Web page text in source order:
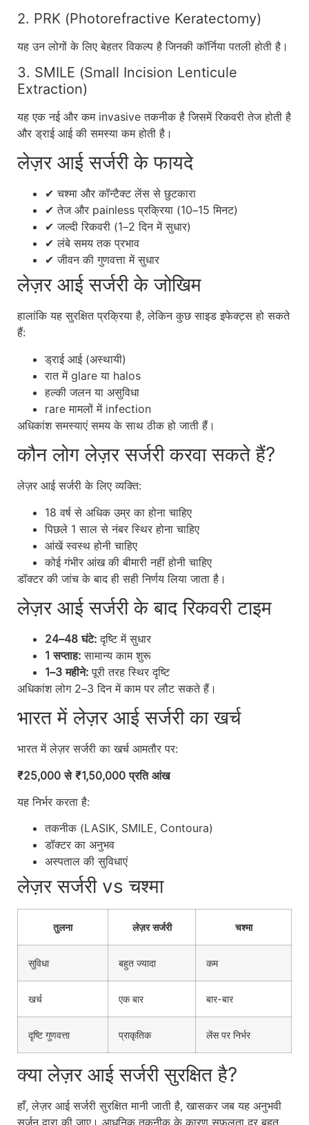
2. PRK (Photorefractive Keratectomy)
यह उन लोगों के लिए बेहतर विकल्प है जिनकी कॉर्निया पतली होती है।
3. SMILE (Small Incision Lenticule
Extraction)
यह एक नई और कम invasive तकनीक है जिसमें रिकवरी तेज होती है
और ड्राई आई की समस्या कम होती है।
लेज़र आई सर्जरी के फायदे
✔ चश्मा और कॉन्टैक्ट लेंस से छुटकारा
✔ तेज और painless प्रक्रिया (10–15 मिनट)
✔ जल्दी रिकवरी (1–2 दिन में सुधार)
✔ लंबे समय तक प्रभाव
✔ जीवन की गुणवत्ता में सुधार
लेज़र आई सर्जरी के जोखिम
हालांकि यह सुरक्षित प्रक्रिया है, लेकिन कुछ साइड इफेक्ट्स हो सकते
हैं:
ड्राई आई (अस्थायी)
रात में glare या halos
हल्की जलन या असुविधा
rare मामलों में infection
अधिकांश समस्याएं समय के साथ ठीक हो जाती हैं।
कौन लोग लेज़र सर्जरी करवा सकते हैं?
लेज़र आई सर्जरी के लिए व्यक्ति:
18 वर्ष से अधिक उम्र का होना चाहिए
पिछले 1 साल से नंबर स्थिर होना चाहिए
आंखें स्वस्थ होनी चाहिए
कोई गंभीर आंख की बीमारी नहीं होनी चाहिए
डॉक्टर की जांच के बाद ही सही निर्णय लिया जाता है।
लेज़र आई सर्जरी के बाद रिकवरी टाइम
24–48 घंटे: दृष्टि में सुधार
1 सप्ताह: सामान्य काम शुरू
1–3 महीने: पूरी तरह स्थिर दृष्टि
अधिकांश लोग 2–3 दिन में काम पर लौट सकते हैं।
भारत में लेज़र आई सर्जरी का खर्च
भारत में लेज़र सर्जरी का खर्च आमतौर पर:
₹25,000 से ₹1,50,000 प्रति आंख
यह निर्भर करता है:
तकनीक (LASIK, SMILE, Contoura)
डॉक्टर का अनुभव
अस्पताल की सुविधाएं
लेज़र सर्जरी vs चश्मा
तुलना लेज़र सर्जरी चश्मा
सुविधा बहुत ज्यादा कम
खर्च एक बार बार-बार
दृष्टि गुणवत्ता प्राकृतिक लेंस पर निर्भर
क्या लेज़र आई सर्जरी सुरक्षित है?
हाँ, लेज़र आई सर्जरी सुरक्षित मानी जाती है, खासकर जब यह अनुभवी